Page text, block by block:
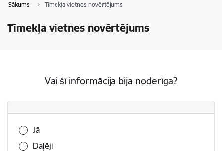
Sākums Tīmekļa vietnes novērtējums
Tīmekļa vietnes novērtējums
Vai šī informācija bija noderīga?
Vai šī informācija bija noderīga?
Jā
Daļēji